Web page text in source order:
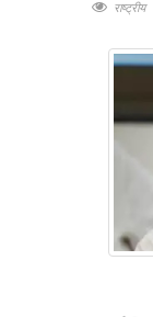
राष्ट्रीय